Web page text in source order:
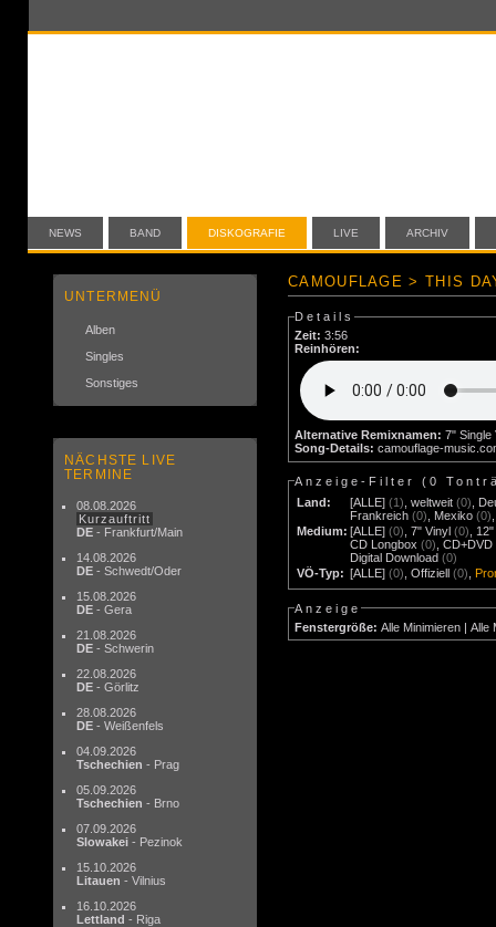
NEWS BAND DISKOGRAFIE LIVE ARCHIV
UNTERMENÜ
Alben
Singles
Sonstiges
NÄCHSTE LIVE
TERMINE
08.08.2026
Kurzauftritt
DE - Frankfurt/Main
14.08.2026
DE - Schwedt/Oder
15.08.2026
DE - Gera
21.08.2026
DE - Schwerin
22.08.2026
DE - Görlitz
28.08.2026
DE - Weißenfels
04.09.2026
Tschechien - Prag
05.09.2026
Tschechien - Brno
07.09.2026
Slowakei - Pezinok
15.10.2026
Litauen - Vilnius
16.10.2026
Lettland - Riga
CAMOUFLAGE > THIS
Details
Zeit: 3:56
Reinhören:
Alternative Remixnamen: 7"
Song-Details: camouflage-
Anzeige-Filter (0
Land:
[ALLE] (1) ,weltweit (0)
Frankreich (0) Mexiko (0)
Medium: [ALLE] (0) ,7" Vinyl (0)
CD Longbox (0) ,CD+DVD
Digital Download (0)
VÖ-Typ: [ALLE] (0) ,Offiziell (0)
Anzeige
Fenstergröße: Alle Minimieren |Alle